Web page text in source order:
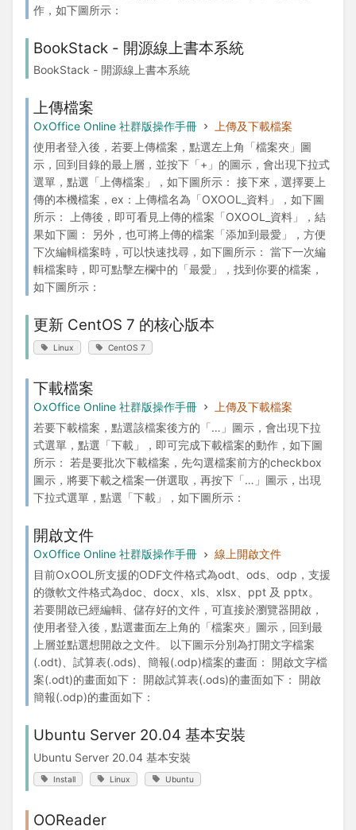
作，如下圖所示：
BookStack - 開源線上書本系統
BookStack - 開源線上書本系統
上傳檔案
OxOffice Online 社群版操作手冊
上傳及下載檔案
使用者登入後，若要上傳檔案，點選左上角「檔案夾」圖
示，回到目錄的最上層，並按下「+」的圖示，會出現下拉式
選單，點選「上傳檔案」，如下圖所示： 接下來，選擇要上
傳的本機檔案，ex：上傳檔名為「OXOOL_資料」，如下圖
所示： 上傳後，即可看見上傳的檔案「OXOOL_資料」，結
果如下圖： 另外，也可將上傳的檔案「添加到最愛」，方便
下次編輯檔案時，可以快速找尋，如下圖所示： 當下一次編
輯檔案時，即可點擊左欄中的「最愛」，找到你要的檔案，
如下圖所示：
更新 CentOS 7 的核心版本
Linux CentOS 7
下載檔案
OxOffice Online 社群版操作手冊
上傳及下載檔案
若要下載檔案，點選該檔案後方的「…」圖示，會出現下拉
式選單，點選「下載」，即可完成下載檔案的動作，如下圖
所示： 若是要批次下載檔案，先勾選檔案前方的checkbox
圖示，將要下載之檔案一併選取，再按下「…」圖示，出現
下拉式選單，點選「下載」，如下圖所示：
開啟文件
OxOffice Online 社群版操作手冊
線上開啟文件
目前OxOOL所支援的ODF文件格式為odt、ods、odp，支援
的微軟文件格式為doc、docx、xls、xlsx、ppt 及 pptx。
若要開啟已經編輯、儲存好的文件，可直接於瀏覽器開啟，
使用者登入後，點選畫面左上角的「檔案夾」圖示，回到最
上層並點選想開啟之文件。 以下圖示分別為打開文字檔案
(.odt)、試算表(.ods)、簡報(.odp)檔案的畫面： 開啟文字檔
案(.odt)的畫面如下： 開啟試算表(.ods)的畫面如下： 開啟
簡報(.odp)的畫面如下：
Ubuntu Server 20.04 基本安裝
Ubuntu Server 20.04 基本安裝
Install Linux Ubuntu
OOReader